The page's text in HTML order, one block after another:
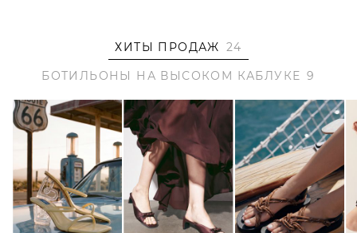
ХИТЫ ПРОДАЖ 24
БОТИЛЬОНЫ НА ВЫСОКОМ КАБЛУКЕ 9